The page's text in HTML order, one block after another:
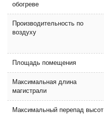
обогреве
Производительность по
воздуху
Площадь помещения
Максимальная длина
магистрали
Максимальный перепад высот